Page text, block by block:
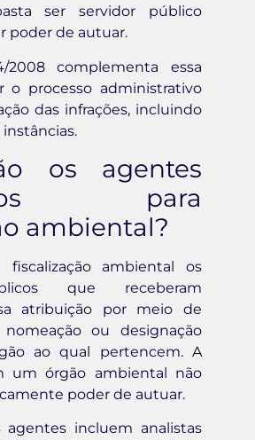
ser servidor público
poder de autuar.
2008 complementa essa
o processo administrativo
das infrações, incluindo
instâncias.
os agentes
para
ambiental?
ambiental os
que receberam
atribuição por meio de
ou designação
ao qual pertencem. A
um órgão ambiental não
poder de autuar.
agentes incluem analistas